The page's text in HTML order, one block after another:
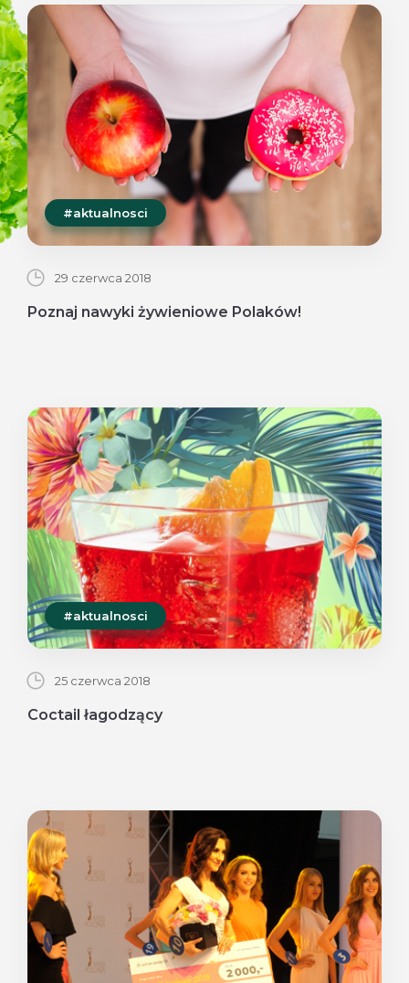
#aktualnosci
29 czerwca 2018
Poznaj nawyki żywieniowe Polaków!
#aktualnosci
25 czerwca 2018
Coctail łagodzący